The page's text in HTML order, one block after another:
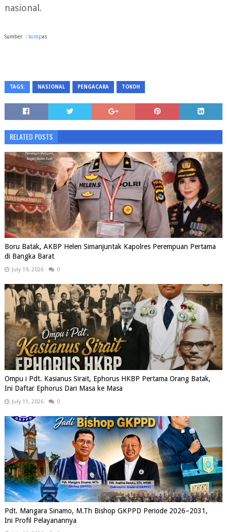
nasional.
Sumber : kompas
TAGS: NASIONAL PENGACARA TOKOH
RELATED POSTS
Boru Batak, AKBP Helen Simanjuntak Kapolres Perempuan Pertama
di Bangka Barat
July 19, 2026 0
Ompu i Pdt. Kasianus Sirait, Ephorus HKBP Pertama Orang Batak,
Ini Daftar Ephorus Dari Masa ke Masa
July 11, 2026 0
Pdt. Mangara Sinamo, M.Th Bishop GKPPD Periode 2026–2031,
Ini Profil Pelayanannya